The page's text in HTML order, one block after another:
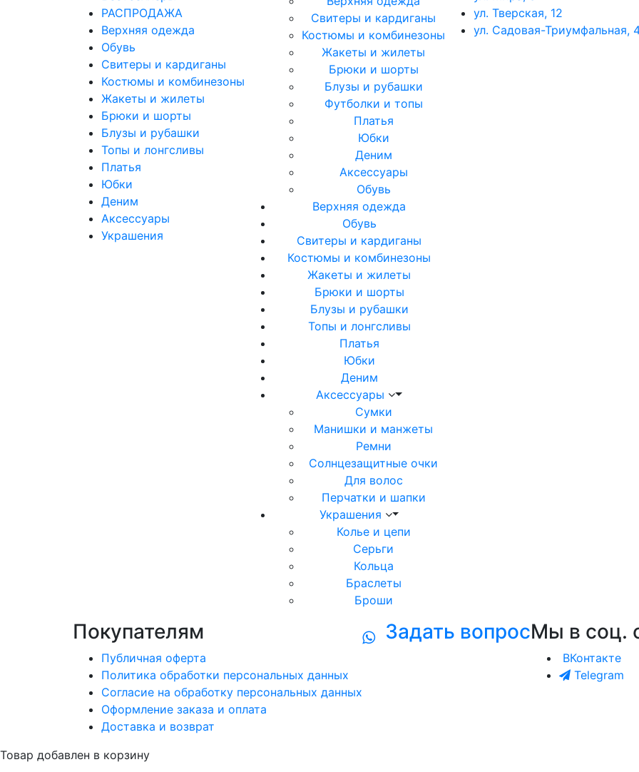
РАСПРОДАЖА
Верхняя одежда
Обувь
Свитеры и кардиганы
Костюмы и комбинезоны
Жакеты и жилеты
Брюки и шорты
Блузы и рубашки
Топы и лонгсливы
Платья
Юбки
Деним
Аксессуары
Украшения
Свитеры и кардиганы
Костюмы и комбинезоны
Жакеты и жилеты
Брюки и шорты
Блузы и рубашки
Футболки и топы
Платья
Юбки
Деним
Аксессуары
Обувь
Верхняя одежда
Обувь
Свитеры и кардиганы
Костюмы и комбинезоны
Жакеты и жилеты
Брюки и шорты
Блузы и рубашки
Топы и лонгсливы
Платья
Юбки
Деним
Аксессуары
Сумки
Манишки и манжеты
Ремни
Солнцезащитные очки
Для волос
Перчатки и шапки
Украшения
Колье и цепи
Серьги
Кольца
Браслеты
Броши
ул. Тверская, 12
ул. Садовая-Триумфальная,
Покупателям
Публичная оферта
Политика обработки персональных данных
Согласие на обработку персональных данных
Оформление заказа и оплата
Доставка и возврат
Задать вопросМы в соц.
ВКонтакте
Telegram
Товар добавлен в корзину